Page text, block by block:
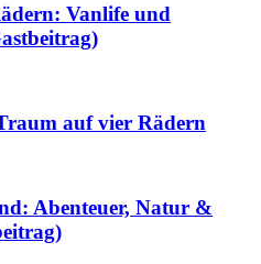
Vanlife und
auf vier Rädern
Abenteuer, Natur &